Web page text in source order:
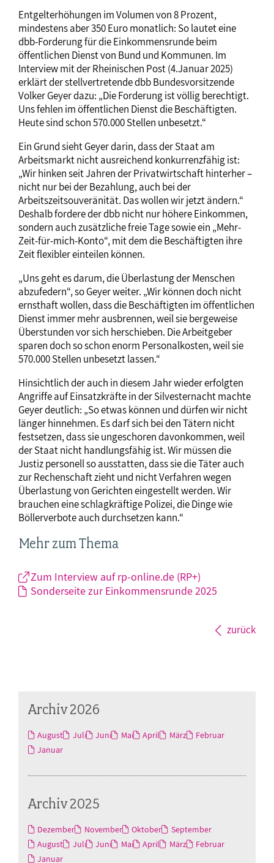
Entgelterhöhungen im Volumen von 8 Prozent,
mindestens aber 350 Euro monatlich: So lautet eine
dbb-Forderung für die Einkommensrunde beim
öffentlichen Dienst von Bund und Kommunen. Im
Interview mit der Rheinischen Post (4.Januar 2025)
erklärt der stellvertretende dbb Bundesvorsitzende
Volker Geyer dazu: „Die Forderung ist völlig berechtigt.
Uns fehlen im öffentlichen Dienst die Beschäftigten.
Heute sind schon 570.000 Stellen unbesetzt.“
Ein Grund sieht Geyer darin, dass der Staat am
Arbeitsmarkt nicht ausreichend konkurrenzfähig ist:
„Wir hinken seit Jahren der Privatwirtschaft hinterher –
nicht nur bei der Bezahlung, auch bei der
Arbeitszeitsouveränität. Das wollen wir jetzt ändern.“
Deshalb fordere der dbb nicht nur höhere Einkommen,
sondern auch zusätzliche freie Tage sowie ein „Mehr-
Zeit-für-mich-Konto“, mit dem die Beschäftigten ihre
Zeit flexibler einteilen können.
„Uns geht es darum, die Überlastung der Menschen
abzufedern“, so Geyer weiter. „Wir können doch nicht
ernsthaft wollen, dass die Beschäftigten im öffentlichen
Dienst immer mehr ausbrennen, weil sie bergeweise
Überstunden vor sich herschieben. Die Arbeitgeber
sparen doch so schon enorm Personalkosten, weil sie
570.000 Stellen unbesetzt lassen.“
Hinsichtlich der auch in diesem Jahr wieder erfolgten
Angriffe auf Einsatzkräfte in der Silvesternacht machte
Geyer deutlich: „So etwas können und dürfen wir nicht
länger hinnehmen. Es darf sich bei den Tätern nicht
festsetzen, dass sie ungeschoren davonkommen, weil
der Staat nicht handlungsfähig ist. Wir müssen die
Justiz personell so ausstatten, dass sie die Täter auch
zur Rechenschaft zieht und nicht Verfahren wegen
Überlastung von Gerichten eingestellt werden. Wir
brauchen eine schlagkräftige Polizei, die Dinge wie
Böllerverbote auch durchsetzen kann.“
Mehr zum Thema
Zum Interview auf rp-online.de (RP+)
Sonderseite zur Einkommensrunde 2025
zurück
Archiv 2026
August Juli Juni Mai April März
Februar
Januar
Archiv 2025
Dezember November Oktober
September
August
Juli Juni Mai April März
Februar
Januar